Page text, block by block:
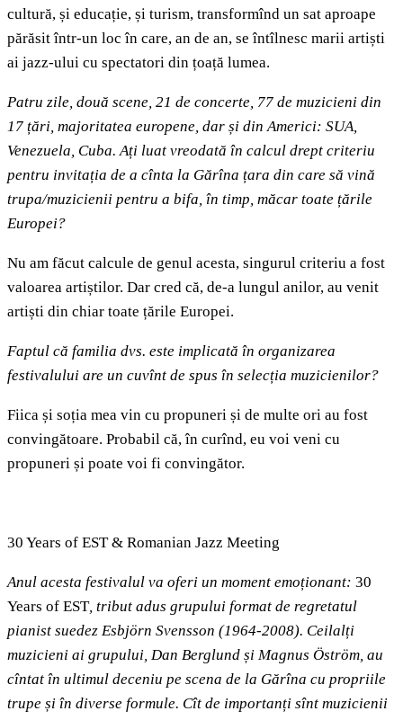
cultură, și educație, și turism, transformînd un sat aproape
părăsit într-un loc în care, an de an, se întîlnesc marii artiști
ai jazz-ului cu spectatori din țoață lumea.
Patru zile, două scene, 21 de concerte, 77 de muzicieni din
17 țări, majoritatea europene, dar și din Americi: SUA,
Venezuela, Cuba. Ați luat vreodată în calcul drept criteriu
pentru invitația de a cînta la Gărîna țara din care să vină
trupa/muzicienii pentru a bifa, în timp, măcar toate țările
Europei?
Nu am făcut calcule de genul acesta, singurul criteriu a fost
valoarea artiștilor. Dar cred că, de-a lungul anilor, au venit
artiști din chiar toate țările Europei.
Faptul că familia dvs. este implicată în organizarea
festivalului are un cuvînt de spus în selecția muzicienilor?
Fiica și soția mea vin cu propuneri și de multe ori au fost
convingătoare. Probabil că, în curînd, eu voi veni cu
propuneri și poate voi fi convingător.
30 Years of EST & Romanian Jazz Meeting
Anul acesta festivalul va oferi un moment emoționant: 30
Years of EST, tribut adus grupului format de regretatul
pianist suedez Esbjörn Svensson (1964-2008). Ceilalți
muzicieni ai grupului, Dan Berglund și Magnus Öström, au
cîntat în ultimul deceniu pe scena de la Gărîna cu propriile
trupe și în diverse formule. Cît de importanți sînt muzicienii